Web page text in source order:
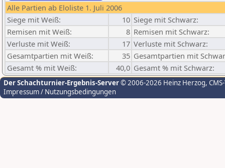
Alle Partien ab Eloliste 1. Juli 2006
Siege mit Weiß:
10 Siege mit Schwarz:
Remisen mit Weiß:
8 Remisen mit Schwarz:
Verluste mit Weiß:
17 Verluste mit Schwarz:
Gesamtpartien mit Weiß:
35 Gesamtpartien mit
Gesamt % mit Weiß:
40,0 Gesamt % mit Schwarz:
Der Schachturnier-Ergebnis-Server© 2006-2026 Heinz Herzog,
Impressum / Nutzungsbedingungen